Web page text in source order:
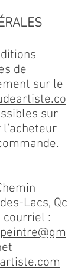
de
sur le
sur
Lacs, Qc
courriel :